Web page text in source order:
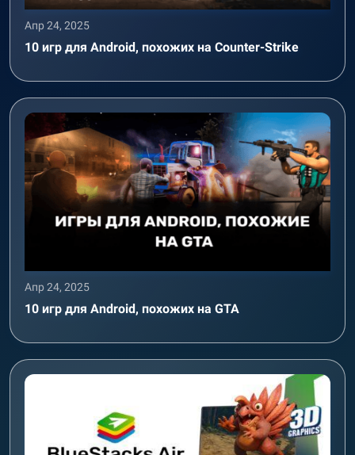
Апр 24, 2025
10 игр для Android, похожих на Counter-Strike
Апр 24, 2025
10 игр для Android, похожих на GTA